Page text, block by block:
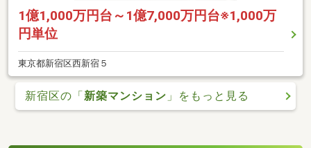
1億1,000万円台～1億7,000万円台※1,000万
円単位
東京都新宿区西新宿５
新宿区の「新築マンション 」をもっと見る